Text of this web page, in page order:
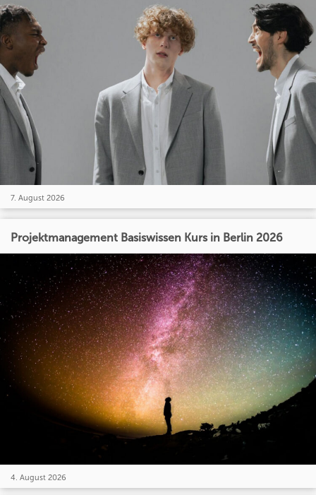
7. August 2026
Projektmanagement Basiswissen Kurs in Berlin 2026
4. August 2026